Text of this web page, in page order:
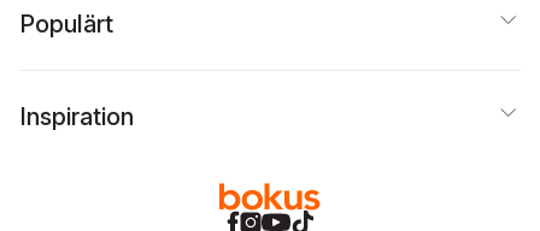
Populärt
Inspiration